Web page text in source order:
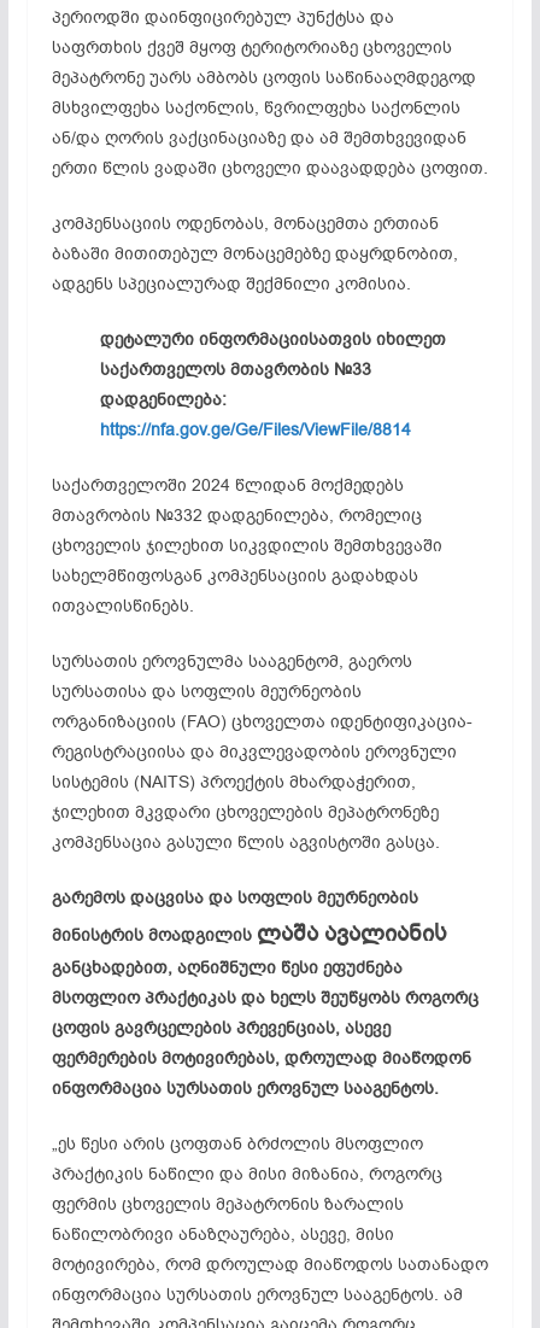
პერიოდში დაინფიცირებულ პუნქტსა და
საფრთხის ქვეშ მყოფ ტერიტორიაზე ცხოველის
მეპატრონე უარს ამბობს ცოფის საწინააღმდეგოდ
მსხვილფეხა საქონლის, წვრილფეხა საქონლის
ან/და ღორის ვაქცინაციაზე და ამ შემთხვევიდან
ერთი წლის ვადაში ცხოველი დაავადდება ცოფით.
კომპენსაციის ოდენობას, მონაცემთა ერთიან
ბაზაში მითითებულ მონაცემებზე დაყრდნობით,
ადგენს სპეციალურად შექმნილი კომისია.
დეტალური ინფორმაციისათვის იხილეთ
საქართველოს მთავრობის №33
დადგენილება:
https://nfa.gov.ge/Ge/Files/ViewFile/8814
საქართველოში 2024 წლიდან მოქმედებს
მთავრობის №332 დადგენილება, რომელიც
ცხოველის ჯილეხით სიკვდილის შემთხვევაში
სახელმწიფოსგან კომპენსაციის გადახდას
ითვალისწინებს.
სურსათის ეროვნულმა სააგენტომ, გაეროს
სურსათისა და სოფლის მეურნეობის
ორგანიზაციის (FAO) ცხოველთა იდენტიფიკაცია-
რეგისტრაციისა და მიკვლევადობის ეროვნული
სისტემის (NAITS) პროექტის მხარდაჭერით,
ჯილეხით მკვდარი ცხოველების მეპატრონეზე
კომპენსაცია გასული წლის აგვისტოში გასცა.
გარემოს დაცვისა და სოფლის მეურნეობის
მინისტრის მოადგილის ლაშა ავალიანის
განცხადებით, აღნიშნული წესი ეფუძნება
მსოფლიო პრაქტიკას და ხელს შეუწყობს როგორც
ცოფის გავრცელების პრევენციას, ასევე
ფერმერების მოტივირებას, დროულად მიაწოდონ
ინფორმაცია სურსათის ეროვნულ სააგენტოს.
„ეს წესი არის ცოფთან ბრძოლის მსოფლიო
პრაქტიკის ნაწილი და მისი მიზანია, როგორც
ფერმის ცხოველის მეპატრონის ზარალის
ნაწილობრივი ანაზღაურება, ასევე, მისი
მოტივირება, რომ დროულად მიაწოდოს სათანადო
ინფორმაცია სურსათის ეროვნულ სააგენტოს. ამ